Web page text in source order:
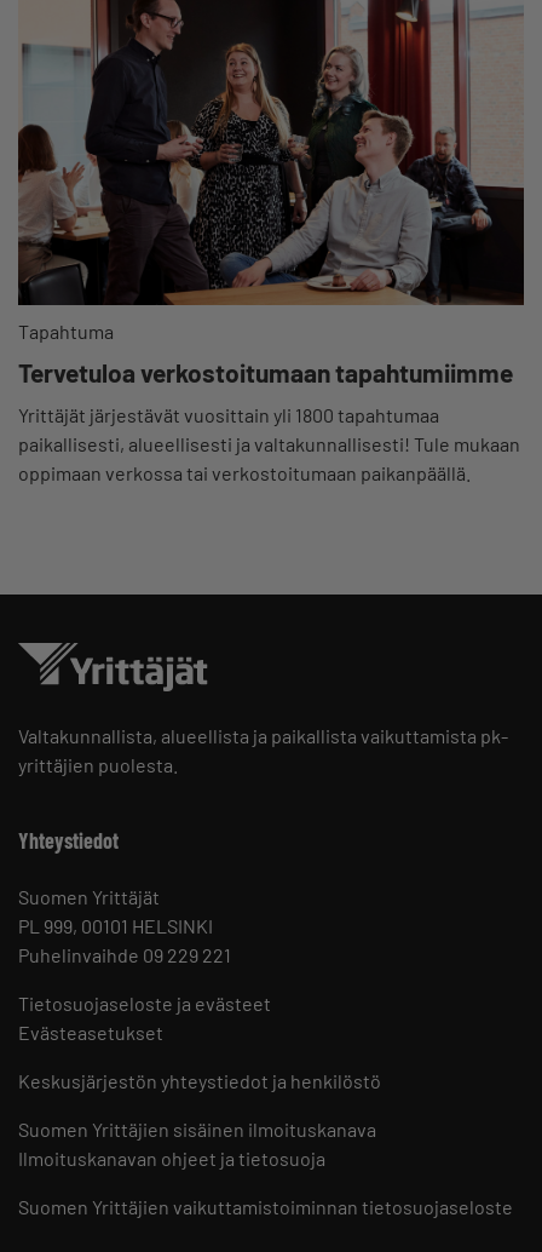
Tapahtuma
Tervetuloa verkostoitumaan tapahtumiimme
Yrittäjät järjestävät vuosittain yli 1800 tapahtumaa
paikallisesti, alueellisesti ja valtakunnallisesti! Tule mukaan
oppimaan verkossa tai verkostoitumaan paikanpäällä.
Valtakunnallista, alueellista ja paikallista vaikuttamista pk-
yrittäjien puolesta.
Yhteystiedot
Suomen Yrittäjät
PL 999, 00101 HELSINKI
Puhelinvaihde 09 229 221
Tietosuojaseloste ja evästeet
Evästeasetukset
Keskusjärjestön yhteystiedot ja henkilöstö
Suomen Yrittäjien sisäinen ilmoituskanava
Ilmoituskanavan ohjeet ja tietosuoja
Suomen Yrittäjien vaikuttamistoiminnan tietosuojaseloste